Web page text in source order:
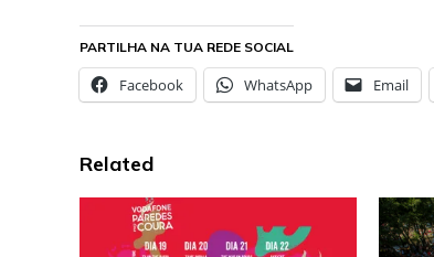
PARTILHA NA TUA REDE SOCIAL
Facebook WhatsApp Email
Related